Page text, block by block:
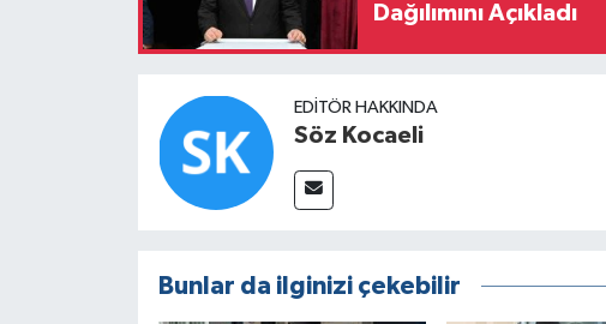
Dağılımını Açıkladı
EDITÖR HAKKINDA
Söz Kocaeli
Bunlar da ilginizi çekebilir